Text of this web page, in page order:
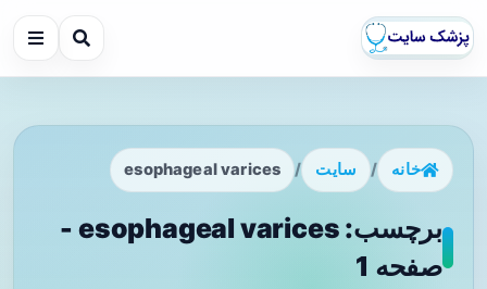
خانه / سایت /
esophageal varices
برچسب: esophageal varices -
صفحه 1